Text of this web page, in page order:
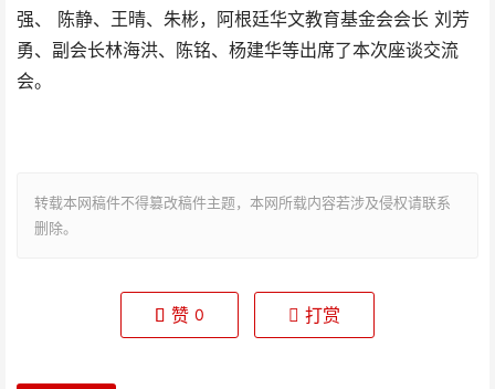
强、 陈静、王晴、朱彬，阿根廷华文教育基金会会长 刘芳
勇、副会长林海洪、陈铭、杨建华等出席了本次座谈交流
会。
转载本网稿件不得篡改稿件主题，本网所载内容若涉及侵权请联系
删除。
赞 0 打赏